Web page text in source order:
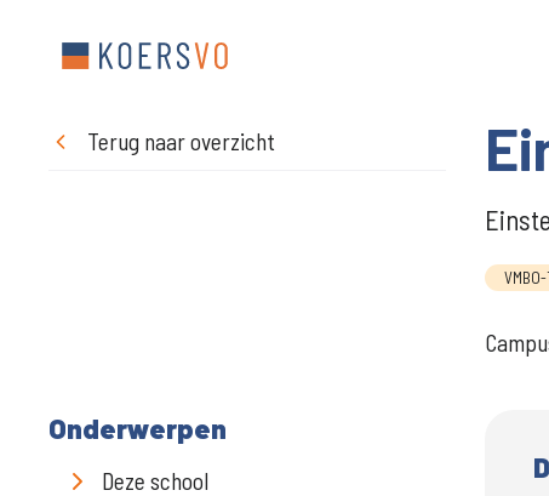
Terug naar overzicht
Onderwerpen
Deze school